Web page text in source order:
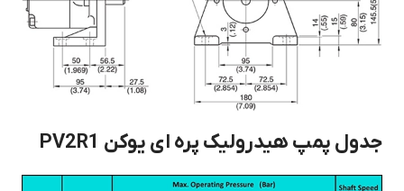
جدول پمپ هیدرولیک پره ای یوکن PV2R1